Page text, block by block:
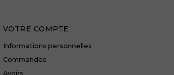
VOTRE COMPTE
Informations personnelles
Commandes
Avoirs